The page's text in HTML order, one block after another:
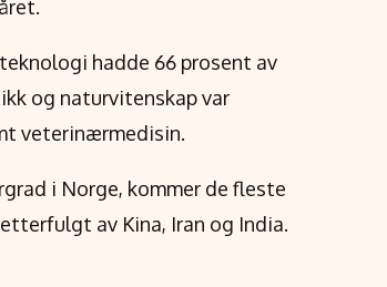
hadde 66 prosent av
og naturvitenskap var
veterinærmedisin.
i Norge, kommer de fleste
av Kina, Iran og India.